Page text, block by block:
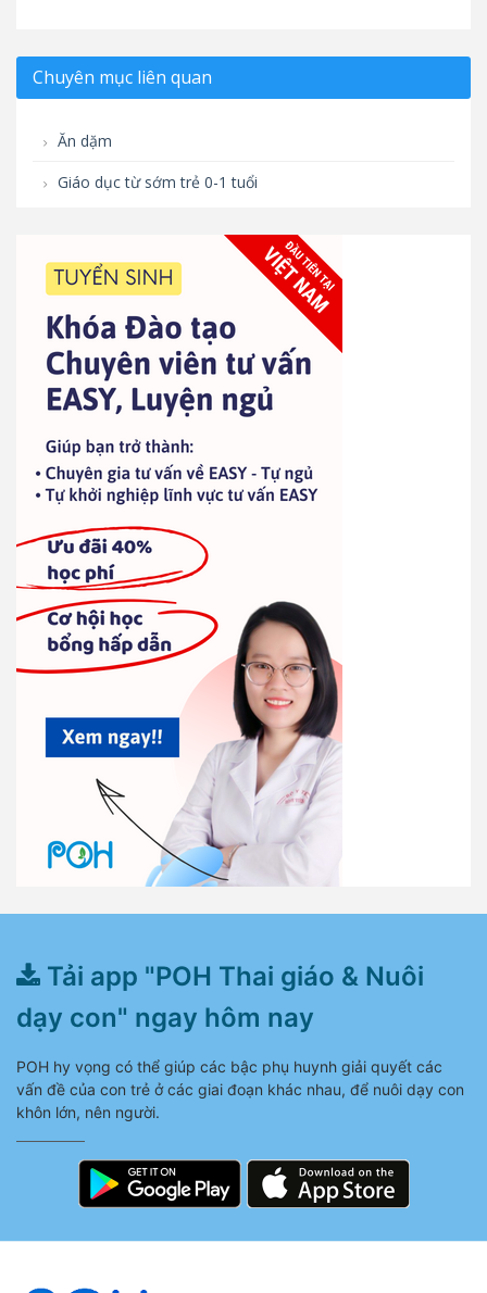
Chuyên mục liên quan
Ăn dặm
Giáo dục từ sớm trẻ 0-1 tuổi
Tải app "POH Thai giáo & Nuôi
dạy con" ngay hôm nay
POH hy vọng có thể giúp các bậc phụ huynh giải quyết các
vấn đề của con trẻ ở các giai đoạn khác nhau, để nuôi dạy con
khôn lớn, nên người.